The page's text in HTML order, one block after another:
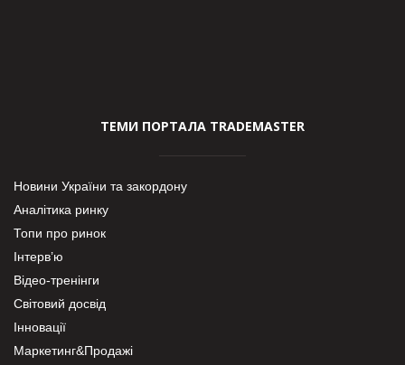
ТЕМИ ПОРТАЛА TRADEMASTER
Новини України та закордону
Аналітика ринку
Топи про ринок
Інтерв’ю
Відео-тренінги
Світовий досвід
Інновації
Маркетинг&Продажі